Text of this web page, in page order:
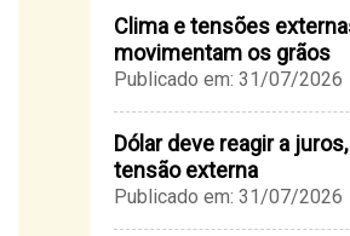
Clima e tensões
movimentam os grãos
Publicado em: 31/07/2026
Dólar deve reagir a
tensão externa
Publicado em: 31/07/2026